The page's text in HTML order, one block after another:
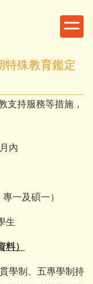
特殊教育鑑定
支持服務等措施，
內
一及碩一）
生
料）
學制、五專學制持